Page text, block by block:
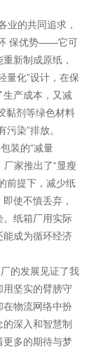
业的共同追求，
保优势——它可
新制成原纸，
量化”设计，在保
生产成本，又减
黏剂等绿色材料
染”排放。
装的“减量
厂家推出了“显瘦
前提下，减少纸
使不慎丢弃，
。纸箱厂用实际
能成为循环经济
的发展见证了我
用坚实的臂膀守
在物流网络中扮
深入和智慧制
多的期待与梦